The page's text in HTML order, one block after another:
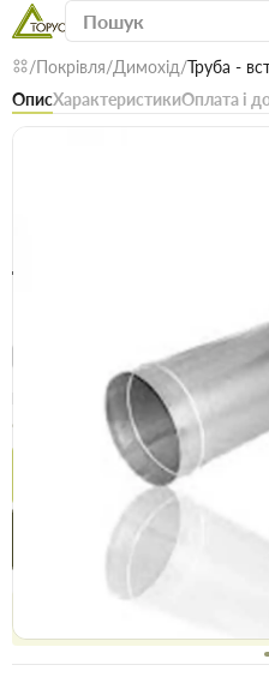
Покрівля Димохід Труба -
ОписХарактеристикиОплата і
Труба - вставка
Безкоштовна доставка! Від 15000 грн
88.5 грн
Опт
85.9 грн
Знайшли